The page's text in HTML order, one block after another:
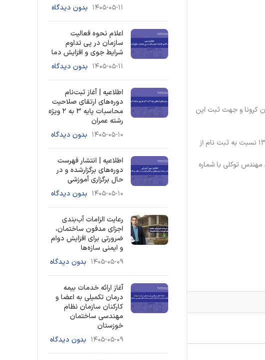
کرونا و جهت ثبت این
لذا علاقمندان به شرکت در این مسابقه می‌توانند پس از مطالعه کامل فراخوان و مدارک مسابقه طراحی نماد شهری، تا تاریخ ۱۳۹۹/۷/۱ نسبت به ثبت نام از
(آقاي مهندس توكلي با شماره
۱۴۰۵-۰۵-۱۱ بدون دیدگاه
اعلام نحوه فعالیت
سازمان در پی تداوم
شرایط جوی و افزایش دما
۱۴۰۵-۰۵-۱۱ بدون دیدگاه
اطلاعیه | آغاز ثبت‌نام
دوره‌های ارتقای صلاحیت
محاسبات پایه 3 به ۲ ویژه
رشته عمران
۱۴۰۵-۰۵-۱۰ بدون دیدگاه
اطلاعیه | انتشار فهرست
دوره‌های برگزارشده و در
حال برگزاری آموزشی
۱۴۰۵-۰۵-۱۰ بدون دیدگاه
رعایت الزامات آب‌بندی
اجزای مدفون ساختمان،
ضرورتی برای افزایش دوام
و ایمنی سازه‌ها
۱۴۰۵-۰۵-۰۹ بدون دیدگاه
آغاز ارائه خدمات بیمه
درمان تکمیلی به اعضا و
کارکنان سازمان نظام
مهندسی ساختمان
خوزستان
۱۴۰۵-۰۵-۰۹ بدون دیدگاه